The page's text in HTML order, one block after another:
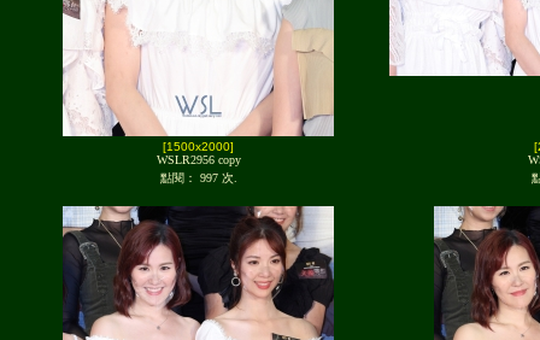
[1500x2000]
WSLR2956 copy
點閱： 997 次.